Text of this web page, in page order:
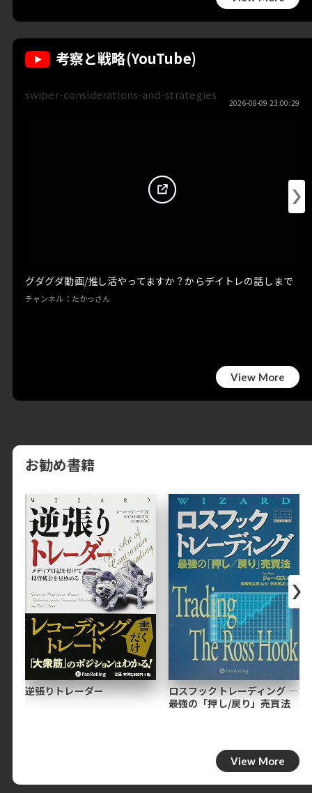
考察と戦略(YouTube)
swiper-considerations-and-strategies
2026-08-09 23:00:29
グダグダ動画/推し活やってますか？からデイトレの話しまで
チャンネル：たかっさん
View More
お勧め書籍
逆張りトレーダー
ロスフックトレーディング ―
最強の「押し/戻り」売買法
View More